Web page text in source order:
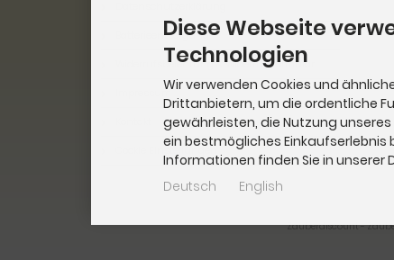
Batterieentsorgung
Widerrufsbelehrung & Widerrufsformular
Impressum
Cookie Einstellungen
Zauberdiscount -
Diese Webseite
Technologien
Wir verwenden Cookies und
Drittanbietern, um die ordentliche
gewährleisten, die Nutzung
ein bestmögliches Einkaufserlebnis
Informationen finden Sie in unserer
Deutsch English